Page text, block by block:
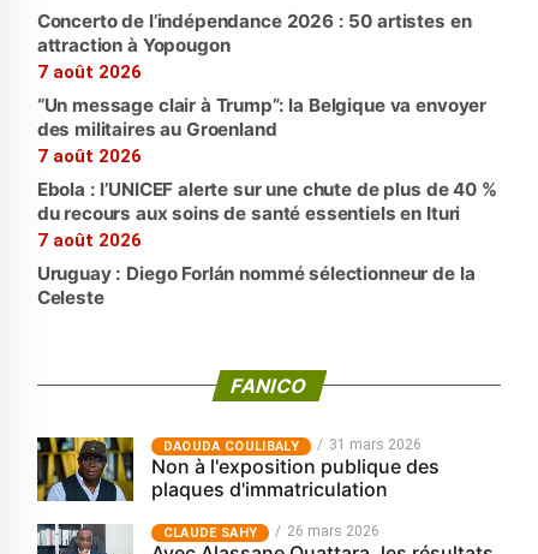
Concerto de l’indépendance 2026 : 50 artistes en
attraction à Yopougon
7 août 2026
“Un message clair à Trump”: la Belgique va envoyer
des militaires au Groenland
7 août 2026
Ebola : l’UNICEF alerte sur une chute de plus de 40 %
du recours aux soins de santé essentiels en Ituri
7 août 2026
Uruguay : Diego Forlán nommé sélectionneur de la
Celeste
FANICO
‎DAOUDA COULIBALY 31 mars 2026
Non à l'exposition publique des
plaques d'immatriculation
CLAUDE SAHY 26 mars 2026